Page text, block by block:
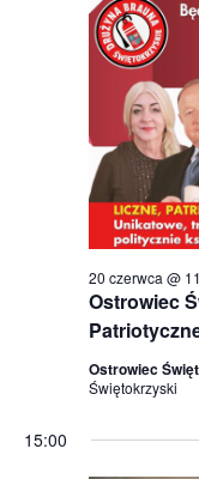
Ostrowiec
20 czerwca @
Ostrowiec
Świętokrzyski
15:00